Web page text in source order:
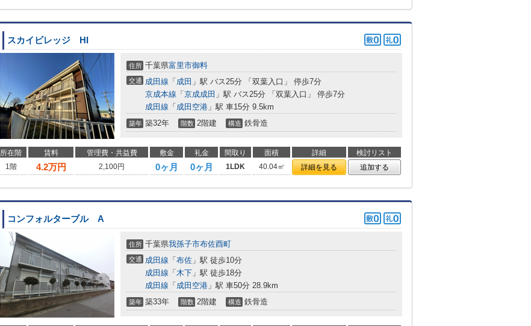
スカイビレッジ HI
住所 千葉県富里市御料
交通 成田線 「 成田 」駅 バス25分 「双葉入口」 停歩7分
京成本線 「 京成成田 」駅 バス25分 「双葉入口」 停歩7分
成田線 「 成田空港 」駅 車15分 9.5km
築年 築32年 階数 2階建 構造 鉄骨造
所在階 賃料 管理費・共益費 敷金 礼金 間取り 面積 詳細
検討リスト
1階
4.2万円 2,100円 0ヶ月 0ヶ月 1LDK 40.04㎡ 詳細を見る 追加する
コンフォルターブル A
住所 千葉県我孫子市布佐酉町
交通 成田線 「 布佐 」駅 徒歩10分
成田線 「 木下 」駅 徒歩18分
成田線 「 成田空港 」駅 車50分 28.9km
築年 築33年 階数 2階建 構造 鉄骨造